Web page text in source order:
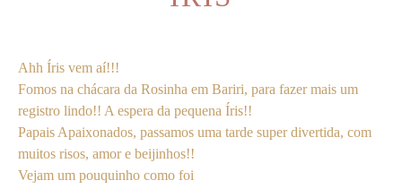
Ahh Íris vem aí!!!
Fomos na chácara da Rosinha em Bariri, para fazer mais um
registro lindo!! A espera da pequena Íris!!
Papais Apaixonados, passamos uma tarde super divertida, com
muitos risos, amor e beijinhos!!
Vejam um pouquinho como foi